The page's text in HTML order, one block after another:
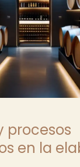
procesos
en la